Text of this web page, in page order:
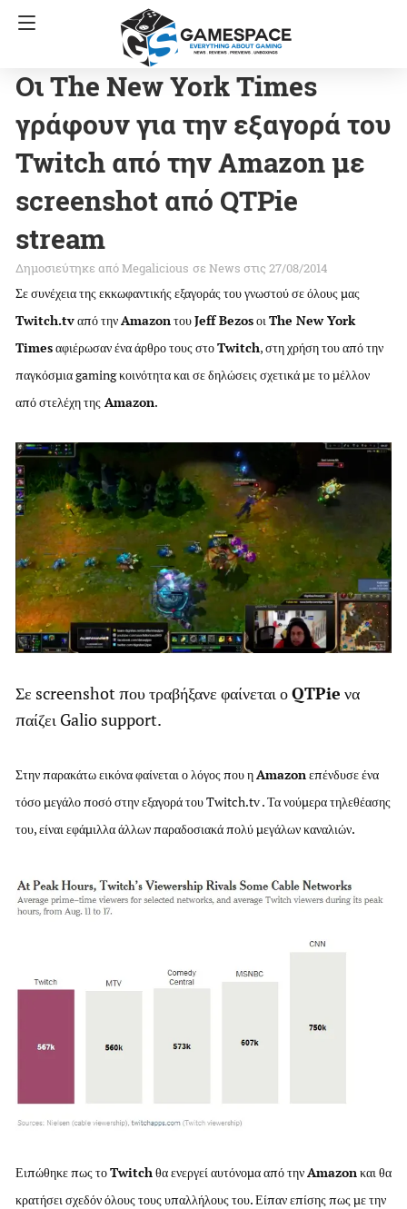
Οι The New York Times
γράφουν για την εξαγορά του
Twitch από την Amazon με
screenshot από QTPie
stream
Megalicious σε News στις 27/08/2014
Σε συνέχεια της εκκωφαντικής εξαγοράς του γνωστού σε όλους μας
Twitch.tvαπό τηνAmazonτουJeff BezosοιThe New York
Timesαφιέρωσαν ένα άρθρο τους στοTwitch, στη χρήση του από την
παγκόσμια gaming κοινότητα και σε δηλώσεις σχετικά με το μέλλον
από στελέχη της Amazon.
Σε screenshot που τραβήξανε φαίνεται οQTPie να
παίζει Galio support.
Στην παρακάτω εικόνα φαίνεται ο λόγος που ηAmazonεπένδυσε ένα
τόσο μεγάλο ποσό στην εξαγορά του Twitch.tv . Τα νούμερα τηλεθέασης
του, είναι εφάμιλλα άλλων παραδοσιακά πολύ μεγάλων καναλιών.
Ειπώθηκε πως τοTwitchθα ενεργεί αυτόνομα από τηνAmazonκαι θα
κρατήσει σχεδόν όλους τους υπαλλήλους του. Είπαν επίσης πως με την